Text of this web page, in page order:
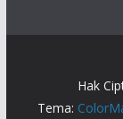
Hak
Tema: